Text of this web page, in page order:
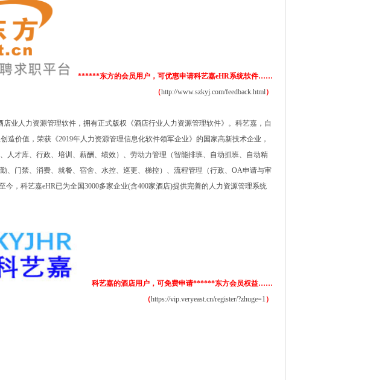
******东方的会员用户，可优惠申请科艺嘉eHR系统软件……
（http://www.szkyj.com/feedback.html）
店业人力资源管理软件，拥有正式版权《酒店行业人力资源管理软件》。科艺嘉，自
造价值，荣获《2019年人力资源管理信息化软件领军企业》的国家高新技术企业，
人才库、行政、培训、薪酬、绩效）、劳动力管理（智能排班、自动抓班、自动精
、门禁、消费、就餐、宿舍、水控、巡更、梯控）、流程管理（行政、 OA申请与审
今，科艺嘉eHR已为全国3000多家企业(含400家酒店)提供完善的人力资源管理系统
科艺嘉的酒店用户，可免费申请******东方会员权益……
（https://vip.veryeast.cn/register/?zhuge=1 ）